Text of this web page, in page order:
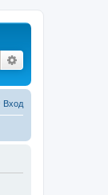
Поиск
Вход